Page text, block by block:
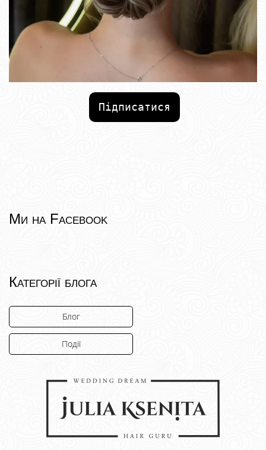
Підписатися
Ми на Facebook
Категорії блога
Блог
Події